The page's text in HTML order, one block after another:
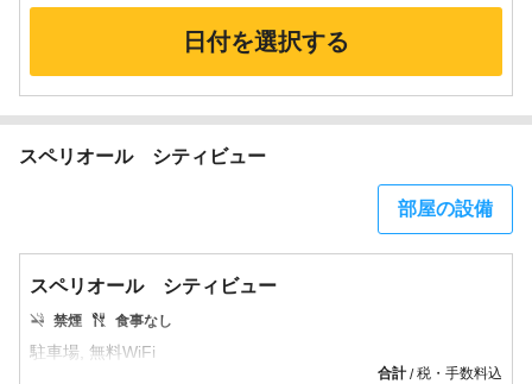
日付を選択する
スペリオール シティビュー
部屋の設備
スペリオール シティビュー
禁煙 食事なし
合計/税・手数料込